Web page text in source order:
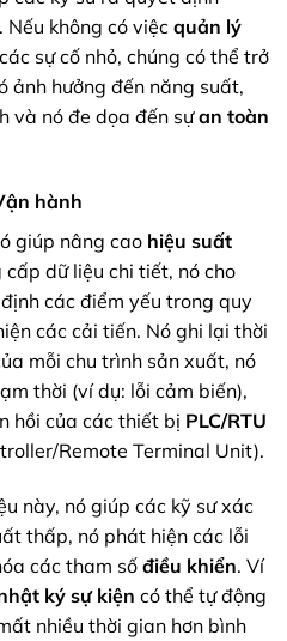
không có việc quản lý
sự cố nhỏ, chúng có thể trở
ảnh hưởng đến năng suất,
và nó đe dọa đến sựan toàn
hành
giúp nâng cao hiệu suất
cấp dữ liệu chi tiết, nó cho
các điểm yếu trong quy
các cải tiến. Nó ghi lại thời
mỗi chu trình sản xuất, nó
thời (ví dụ: lỗi cảm biến),
hồi của các thiết bị PLC/RTU
Remote Terminal Unit).
này, nó giúp các kỹ sư xác
thấp, nó phát hiện các lỗi
các tham số điều khiển. Ví
ký sự kiện có thể tự động
nhiều thời gian hơn bình